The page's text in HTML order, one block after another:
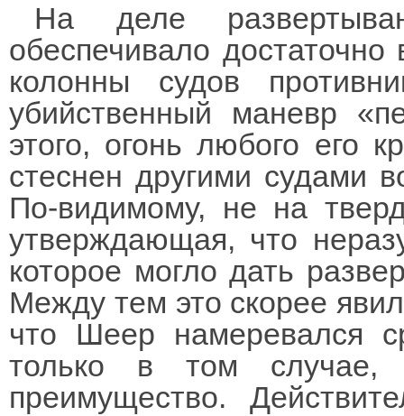
На деле
обеспечивало
колонны судов
убийственный маневр
этого, огонь любого его
стеснен другими судами
По-видимому, не на
утверждающая, что
которое могло дать
Между тем это скорее
что Шеер намеревался
только в том случае,
преимущество.